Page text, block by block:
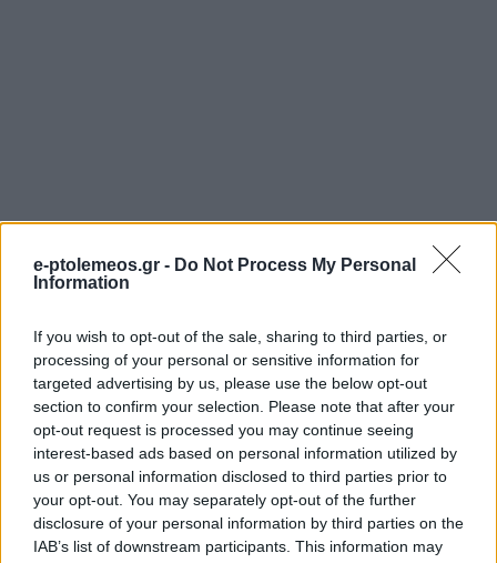
e-ptolemeos.gr - Do Not Process My Personal
Information
If you wish to opt-out of the sale, sharing to third parties, or
processing of your personal or sensitive information for
targeted advertising by us, please use the below opt-out
section to confirm your selection. Please note that after your
opt-out request is processed you may continue seeing
interest-based ads based on personal information utilized by
us or personal information disclosed to third parties prior to
your opt-out. You may separately opt-out of the further
disclosure of your personal information by third parties on the
IAB’s list of downstream participants. This information may